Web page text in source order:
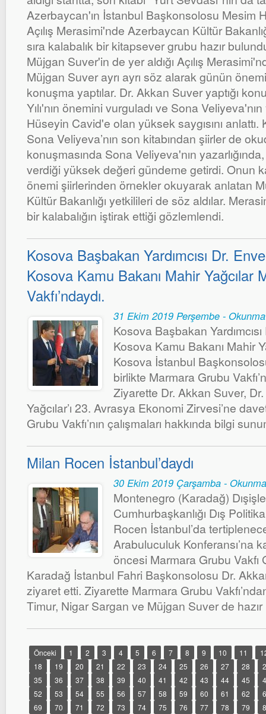
Azerbaycan'ın İstanbul Başkonsolosu Mesim
Açılış Merasimi'nde Azerbaycan Kültür
sıra kalabalık bir kitapsever grubu hazır
Müjgan Suver'in de yer aldığı Açılış
Müjgan Suver ayrı ayrı söz alarak günün
konuşma yaptılar. Dr. Akkan Suver yaptığı
Yılı'nın önemini vurguladı ve Sona
Hüseyin Cavid'e olan yüksek saygısını anlattı.
Sona Veliyeva’nın son kitabından şiirler de
konuşmasında Sona Veliyeva'nın
verdiği yüksek değeri gündeme getirdi. Onun
önemi şiirlerinden örnekler okuyarak anlatan
Kültür Bakanlığı yetkilileri de söz aldılar.
bir kalabalığın iştirak ettiği gözlemlendi.
Kosova Başbakan Yardımcısı Dr.
Kosova Kamu Bakanı Mahir Yağcılar
Vakfı’ndaydı.
31 Ekim 2019 Perşembe -
Kosova Başbakan
Kosova Kamu Bakanı Mahir
Kosova İstanbul
birlikte Marmara Grubu
Ziyarette Dr. Akkan Suver,
Yağcılar’ı 23. Avrasya Ekonomi Zirvesi’ne
Grubu Vakfı’nın çalışmaları hakkında bilgi
Milan Rocen İstanbul’daydı
30 Ekim 2019 Çarşamba -
Montenegro (Karadağ)
Cumhurbaşkanlığı Dış
Rocen İstanbul’da
Arabuluculuk Konferansı’na
öncesi Marmara Grubu Vakfı
Karadağ İstanbul Fahri Başkonsolosu Dr.
ziyaret etti. Ziyarette Marmara Grubu
Timur, Nigar Sargan ve Müjgan Suver de
Önceki 1 2 3 4 5 6 7 8 9 10 11
18
19 20 21 22 23 24 25 26 27 28
35
36 37 38 39 40 41 42 43 44 45
52
53 54 55 56 57 58 59 60 61 62
69
70 71 72 73 74 75 76 77 78 79